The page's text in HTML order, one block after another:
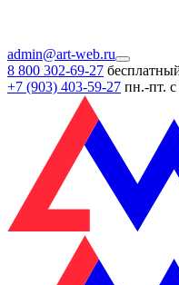
admin@art-web.ru
8 800 302-69-27
+7 (903) 403-59-27 пн.-пт.